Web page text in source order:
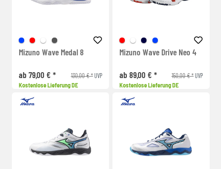
Mizuno Wave Medal 8
ab 79,00 € * 130,00 € *UVP
Kostenlose Lieferung DE
Mizuno Wave Drive Neo 4
ab 89,00 € * 150,00 € *UVP
Kostenlose Lieferung DE